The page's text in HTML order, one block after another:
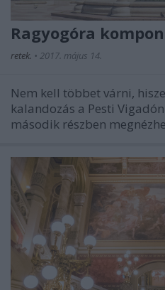
Ragyogóra
retek. • 2017. május 14.
Nem kell többet várni,
kalandozás a Pesti
második részben